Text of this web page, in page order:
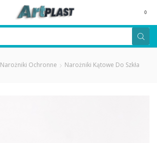
0
input
Narożniki Ochronne Narożniki Kątowe Do Szkła